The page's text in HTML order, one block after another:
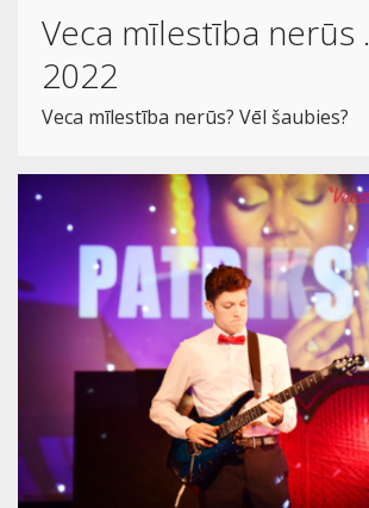
Veca mīlestība nerūs
2022
Veca mīlestība nerūs? Vēl šaubies?